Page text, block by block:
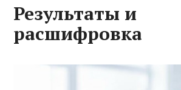
Результаты и
расшифровка